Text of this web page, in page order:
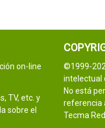
on-line
TV, etc. y
sobre el
©1999-
intelectual
No está
referencia
Tecma Red